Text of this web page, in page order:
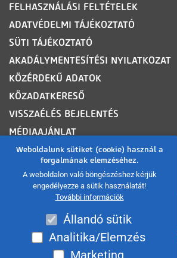
Weboldalunk sütiket (cookie) használ a
forgalmának elemzéséhez.
A weboldalon való böngészéshez kérjük
engedélyezze a sütik használatát!
További információk
Állandó sütik
Analitika/Elemzés
Marketing
FELHASZNÁLÁSI FELTÉTELEK
ADATVÉDELMI TÁJÉKOZTATÓ
SÜTI TÁJÉKOZTATÓ
AKADÁLYMENTESÍTÉSI NYILATKOZAT
KÖZÉRDEKŰ ADATOK
KÖZADATKERESŐ
VISSZAÉLÉS BEJELENTÉS
MÉDIAAJÁNLAT
OLDALTÉRKÉP
ROVATOK
A MISKOLC TV KORÁBBI